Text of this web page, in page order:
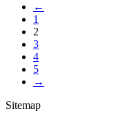
←
1
2
3
4
5
→
Sitemap